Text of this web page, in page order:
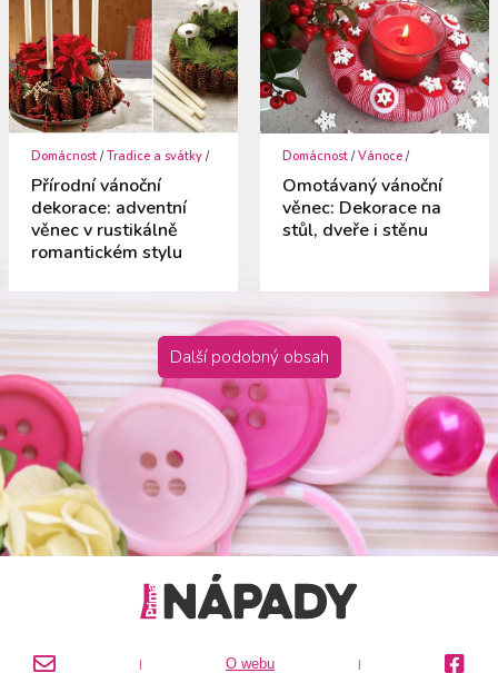
Domácnost /Tradice a svátky /
Přírodní vánoční
dekorace: adventní
věnec v rustikálně
romantickém stylu
Domácnost /Vánoce /
Omotávaný vánoční
věnec: Dekorace na
stůl, dveře i stěnu
Další podobný obsah
| O webu |